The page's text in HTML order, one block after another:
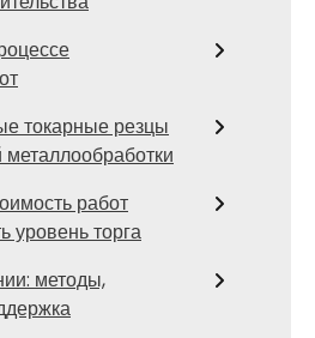
токарные резцы
работ
уровень торга
методы,